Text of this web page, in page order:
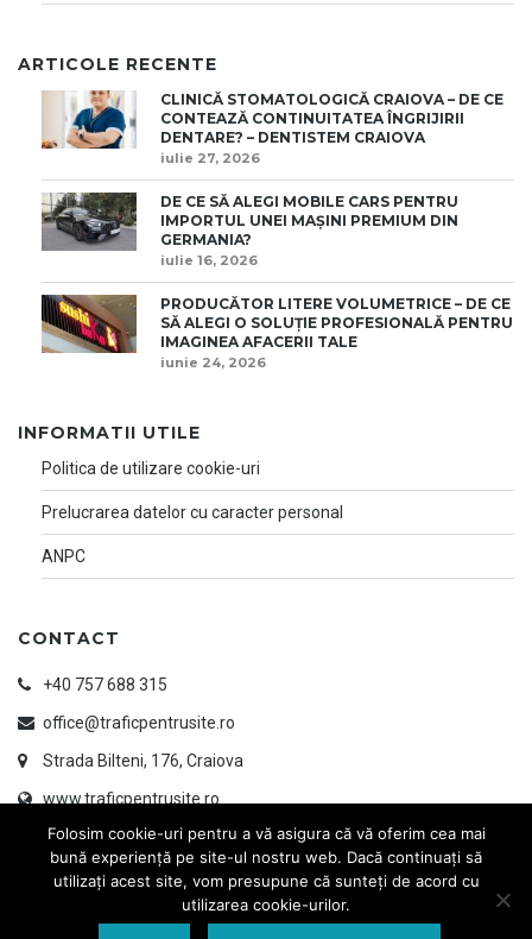
ARTICOLE RECENTE
CLINICĂ STOMATOLOGICĂ CRAIOVA – DE CE
CONTEAZĂ CONTINUITATEA ÎNGRIJIRII
DENTARE? – DENTISTEM CRAIOVA
iulie 27, 2026
DE CE SĂ ALEGI MOBILE CARS PENTRU
IMPORTUL UNEI MAȘINI PREMIUM DIN
GERMANIA?
iulie 16, 2026
PRODUCĂTOR LITERE VOLUMETRICE – DE CE
SĂ ALEGI O SOLUȚIE PROFESIONALĂ PENTRU
IMAGINEA AFACERII TALE
iunie 24, 2026
INFORMATII UTILE
Politica de utilizare cookie-uri
Prelucrarea datelor cu caracter personal
ANPC
CONTACT
+40 757 688 315
office@traficpentrusite.ro
Strada Bilteni, 176, Craiova
www.traficpentrusite.ro
Folosim cookie-uri pentru a vă asigura că vă oferim cea mai
bună experiență pe site-ul nostru web. Dacă continuați să
utilizați acest site, vom presupune că sunteți de acord cu
utilizarea cookie-urilor.